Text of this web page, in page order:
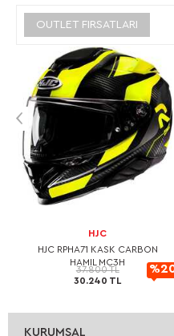
OUTLET FIRSATLARI
HJC
HJC RPHA71 KASK CARBON
HAMIL MC3H
37.800 TL
30.240 TL
KURUMSAL